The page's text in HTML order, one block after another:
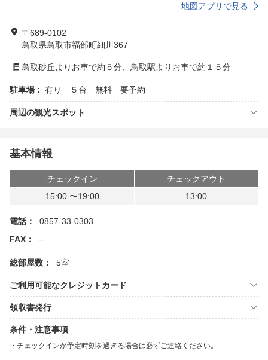
地図アプリで見る
〒689-0102
鳥取県鳥取市福部町細川367
鳥取砂丘よりお車で約５分、鳥取駅よりお車で約１５分
駐車場 : 有り ５台 無料 要予約
周辺の観光スポット
基本情報
チェックイン
チェックアウト
15:00 〜19:00
13:00
電話：
0857-33-0303
FAX：
--
総部屋数： 5室
ご利用可能なクレジットカード
領収書発行
条件・注意事項
チェックインが予定時刻を過ぎる場合は必ずご連絡ください。